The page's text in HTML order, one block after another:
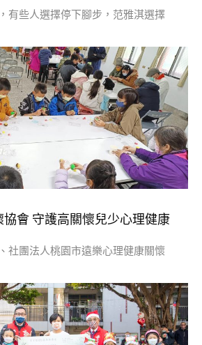
有些人選擇停下腳步，范雅淇選擇
會 守護高關懷兒少心理健康
社團法人桃園市遠樂心理健康關懷